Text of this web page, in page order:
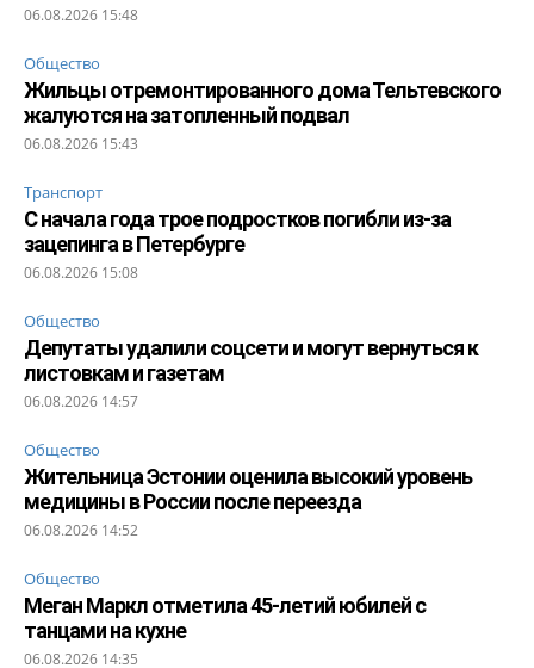
06.08.2026 15:48
Общество
Жильцы отремонтированного дома Тельтевского
жалуются на затопленный подвал
06.08.2026 15:43
Транспорт
С начала года трое подростков погибли из-за
зацепинга в Петербурге
06.08.2026 15:08
Общество
Депутаты удалили соцсети и могут вернуться к
листовкам и газетам
06.08.2026 14:57
Общество
Жительница Эстонии оценила высокий уровень
медицины в России после переезда
06.08.2026 14:52
Общество
Меган Маркл отметила 45-летий юбилей с
танцами на кухне
06.08.2026 14:35